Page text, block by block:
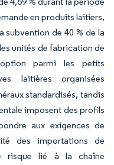
en produits laitiers,
subvention de 40 % de la
unités de fabrication de
parmi les petits
laitières organisées
standardisés, tandis
imposent des profils
aux exigences de
des importations de
risque lié à la chaîne